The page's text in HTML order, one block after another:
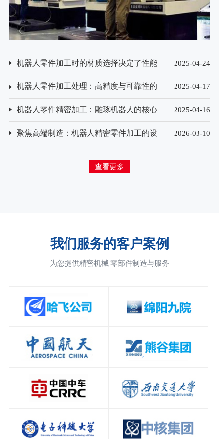
机器人零件加工时的材质选择决定了性能
2025-04-24
机器人零件加工处理：高精度与可靠性的
2025-04-17
机器人零件精密加工：雕琢机器人的核心
2025-04-16
聚焦高端制造：机器人精密零件加工的设
2026-03-10
查看更多
我们服务的客户案例
为您提供精密机械 零部件制造与服务